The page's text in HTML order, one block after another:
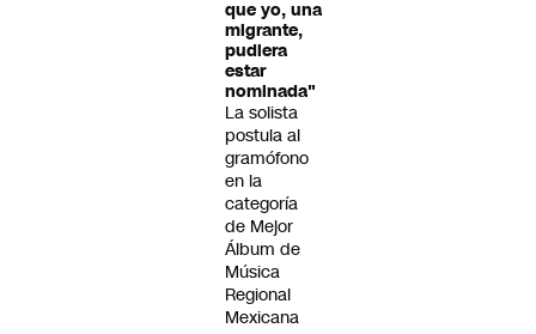
que yo, una
migrante,
pudiera
estar
nominada"
La solista
postula al
gramófono
en la
categoría
de Mejor
Álbum de
Música
Regional
Mexicana